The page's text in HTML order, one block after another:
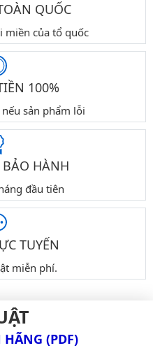
QUỐC
miền của tổ quốc
100%
sản phẩm lỗi
BẢO HÀNH
đầu tiên
TUYẾN
miễn phí.
HÃNG (PDF)